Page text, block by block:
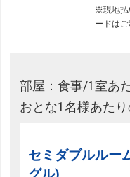
※現地払
ードは
部屋：食事/1室あ
おとな1名様あた
セミダブルルー
グル)